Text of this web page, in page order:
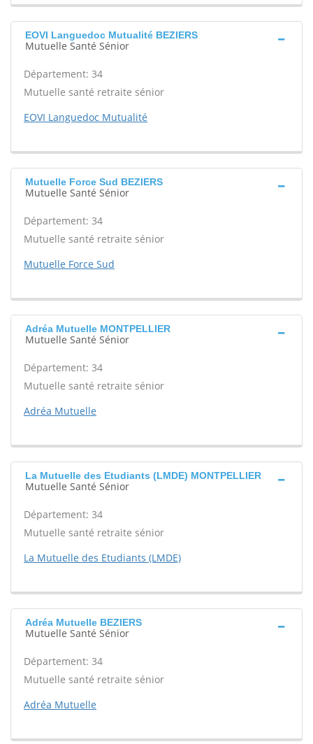
EOVI Languedoc Mutualité BEZIERS
Mutuelle Santé Sénior
Département: 34
Mutuelle santé retraite sénior
EOVI Languedoc Mutualité
Mutuelle Force Sud BEZIERS
Mutuelle Santé Sénior
Département: 34
Mutuelle santé retraite sénior
Mutuelle Force Sud
Adréa Mutuelle MONTPELLIER
Mutuelle Santé Sénior
Département: 34
Mutuelle santé retraite sénior
Adréa Mutuelle
La Mutuelle des Etudiants (LMDE) MONTPELLIER
Mutuelle Santé Sénior
Département: 34
Mutuelle santé retraite sénior
La Mutuelle des Etudiants (LMDE)
Adréa Mutuelle BEZIERS
Mutuelle Santé Sénior
Département: 34
Mutuelle santé retraite sénior
Adréa Mutuelle